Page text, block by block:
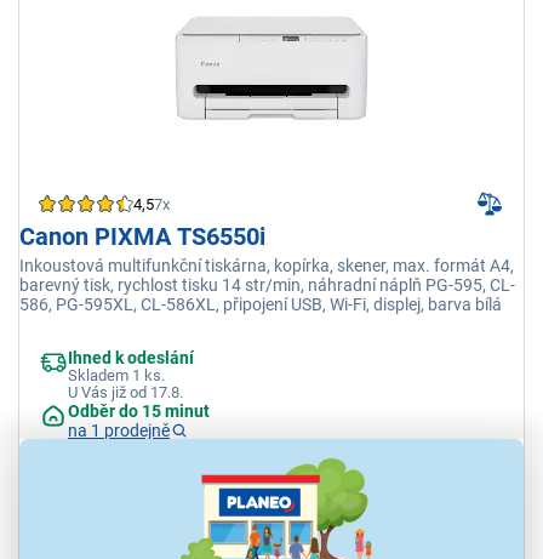
4,57x
Canon PIXMA TS6550i
Inkoustová multifunkční tiskárna, kopírka, skener, max. formát A4,
barevný tisk, rychlost tisku 14 str/min, náhradní náplň PG-595, CL-
586, PG-595XL, CL-586XL, připojení USB, Wi-Fi, displej, barva bílá
Ihned k odeslání
Skladem 1 ks.
U Vás již od 17.8.
Odběr do 15 minut
na 1 prodejně